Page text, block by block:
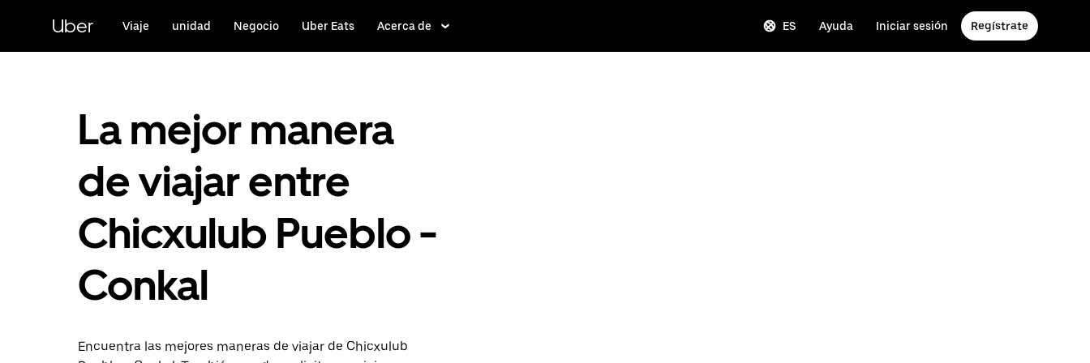
contenido
principal
Uber Viaje unidad Negocio Uber Eats Acerca de ES Ayuda Iniciar sesión Regístrate
La mejor manera
de viajar entre
Chicxulub Pueblo -
Conkal
Encuentra las mejores maneras de viajar de Chicxulub